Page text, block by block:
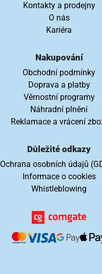
Kontakty a prodejny
O nás
Kariéra
Nakupování
Obchodní podmínky
Doprava a platby
Věrnostní programy
Náhradní plnění
Reklamace a vrácení
Důležité odkazy
Ochrana osobních údajů
Informace o cookies
Whistleblowing